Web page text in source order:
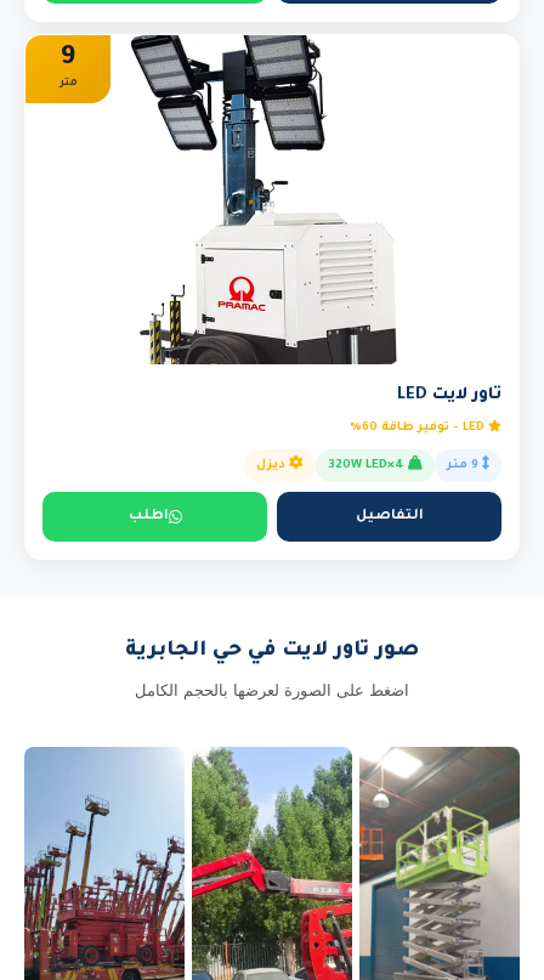
9
متر
تاور لايت LED
ديزل
التفاصيل اطلب
صور تاور لايت في حي الجابرية
اضغط على الصورة لعرضها بالحجم الكامل